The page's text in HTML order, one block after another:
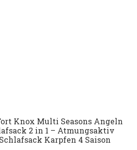
Knox Multi Seasons Angeln
2 in 1 – Atmungsaktiv
Karpfen 4 Saison